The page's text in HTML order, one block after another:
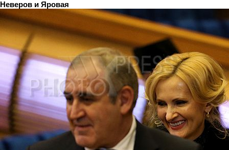
Неверов и Яровая